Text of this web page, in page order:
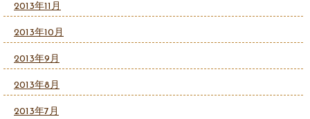
2013年11月
2013年10月
2013年9月
2013年8月
2013年7月